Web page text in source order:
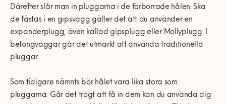
Därefter slår man in pluggarna i de förborrade hålen. Ska
de fästas i en gipsvägg gäller det att du använder en
expanderplugg, även kallad gipsplugg eller Mollyplugg. I
betongväggar går det utmärkt att använda traditionella
pluggar.
Som tidigare nämnts bör hålet vara lika stora som
pluggarna. Går det trögt att få in dem kan du använda dig